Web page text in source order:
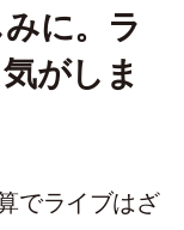
に。ラ
がしま
でライブはざ